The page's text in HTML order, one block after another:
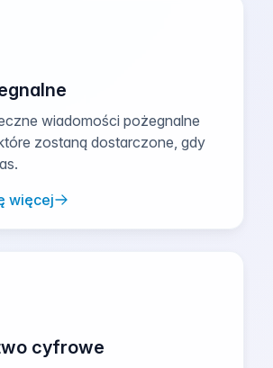
wiadomości pożegnalne
zostaną dostarczone, gdy
więcej
cyfrowe